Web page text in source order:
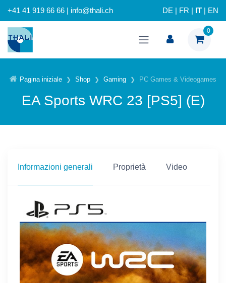
+41 41 919 66 66 | info@thali.ch DE FR IT EN
0
Pagina iniziale Shop Gaming PC Games & Videogames
EA Sports WRC 23 [PS5] (E)
Informazioni generali Proprietà Video